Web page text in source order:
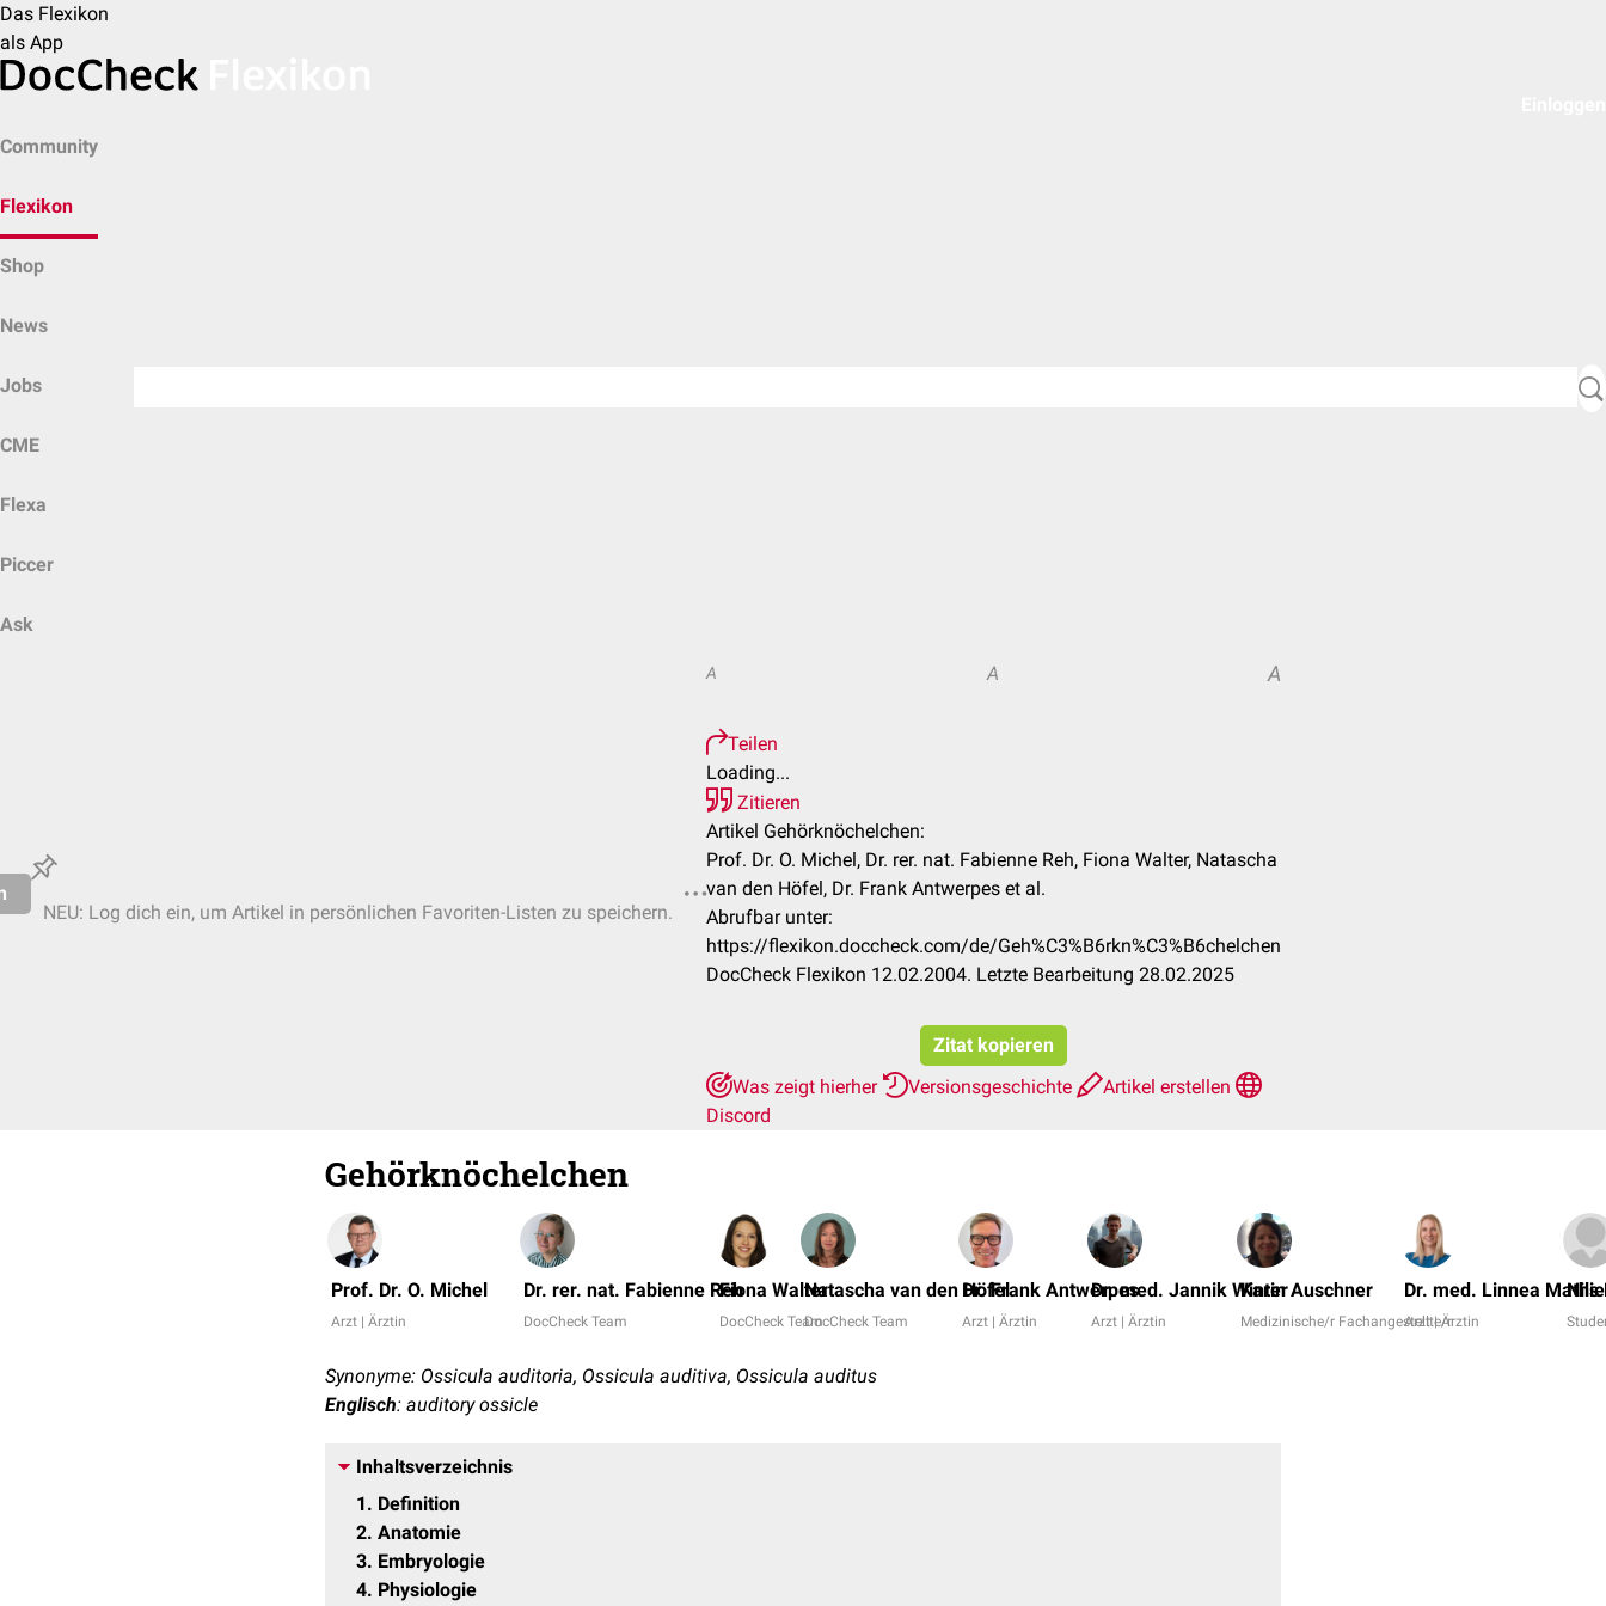
Das Flexikon
als App
Community
Flexikon
Shop
News
Jobs
CME
Flexa
Piccer
Ask
NEU: Log dich ein, um Artikel in persönlichen Favoriten-Listen zu speichern.
A A A
Teilen
Loading...
Zitieren
Artikel Gehörknöchelchen:
Prof. Dr. O. Michel, Dr. rer. nat. Fabienne Reh, Fiona Walter, Natascha
van den Höfel, Dr. Frank Antwerpes et al.
Abrufbar unter:
https://flexikon.doccheck.com/de/Geh%C3%B6rkn%C3%B6chelchen
DocCheck Flexikon 12.02.2004. Letzte Bearbeitung 28.02.2025
Zitat kopieren
Was zeigt hierher
Versionsgeschichte
Artikel erstellen
Discord
Gehörknöchelchen
Prof. Dr. O. Michel
Arzt | Ärztin
Dr. rer. nat. Fabienne Reh
DocCheck Team
Fiona Walter
DocCheck Team
Natascha van den Höfel
DocCheck Team
Dr. Frank Antwerpes
Arzt | Ärztin
Dr. med. Jannik Winter
Arzt | Ärztin
Karin Auschner
Medizinische/r Fachangestellte/r
Dr. med. Linnea
Arzt | Ärztin
Nils
Synonyme: Ossicula auditoria, Ossicula auditiva, Ossicula auditus
Englisch: auditory ossicle
Inhaltsverzeichnis
1
Definition
2 Anatomie
3 Embryologie
4 Physiologie